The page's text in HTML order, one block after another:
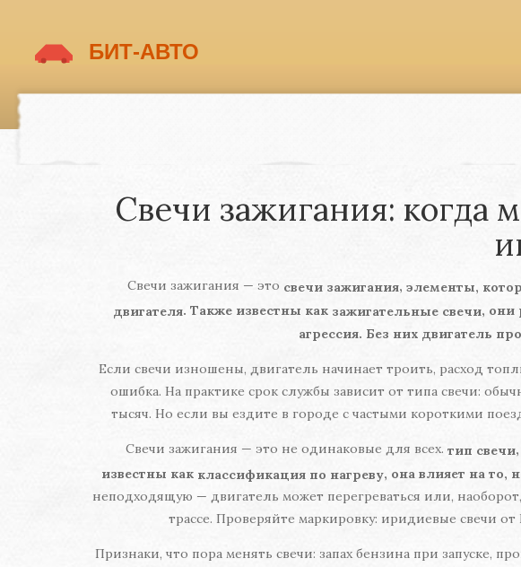
Свечи зажигания: когда
Свечи зажигания — это свечи зажигания, элементы,
двигателя. Также известны как зажигательные свечи, они
агрессия. Без них двигатель
Если свечи изношены, двигатель начинает троить, расход
ошибка. На практике срок службы зависит от типа свечи:
тысяч. Но если вы ездите в городе с частыми короткими
Свечи зажигания — это не одинаковые для всех. тип свечи,
известны как классификация по нагреву, она влияет на то,
неподходящую — двигатель может перегреваться или,
трассе. Проверяйте маркировку: иридиевые свечи
Признаки, что пора менять свечи: запах бензина при запуске,